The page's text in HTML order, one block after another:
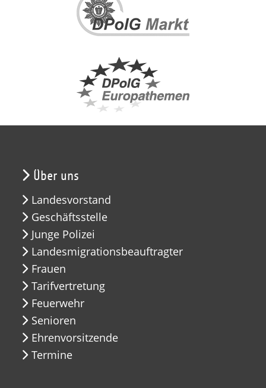
Über uns
Landesvorstand
Geschäftsstelle
Junge Polizei
Landesmigrationsbeauftragter
Frauen
Tarifvertretung
Feuerwehr
Senioren
Ehrenvorsitzende
Termine